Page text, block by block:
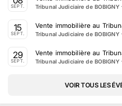
SEPT. Tribunal Judiciaire de BOBIGNY·
15
SEPT.
Vente immobilière au
Tribunal Judiciaire de BOBIGNY·
29
SEPT.
Vente immobilière au
Tribunal Judiciaire de BOBIGNY·
VOIR TOUS LES